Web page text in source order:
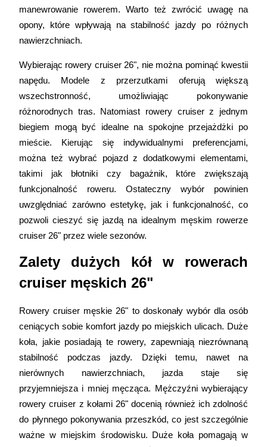
manewrowanie rowerem. Warto też zwrócić uwagę na
opony, które wpływają na stabilność jazdy po różnych
nawierzchniach.
Wybierając rowery cruiser 26", nie można pominąć kwestii
napędu. Modele z przerzutkami oferują większą
wszechstronność, umożliwiając pokonywanie
różnorodnych tras. Natomiast rowery cruiser z jednym
biegiem mogą być idealne na spokojne przejażdżki po
mieście. Kierując się indywidualnymi preferencjami,
można też wybrać pojazd z dodatkowymi elementami,
takimi jak błotniki czy bagażnik, które zwiększają
funkcjonalność roweru. Ostateczny wybór powinien
uwzględniać zarówno estetykę, jak i funkcjonalność, co
pozwoli cieszyć się jazdą na idealnym męskim rowerze
cruiser 26" przez wiele sezonów.
Zalety dużych kół w rowerach
cruiser męskich 26"
Rowery cruiser męskie 26" to doskonały wybór dla osób
ceniących sobie komfort jazdy po miejskich ulicach. Duże
koła, jakie posiadają te rowery, zapewniają niezrównaną
stabilność podczas jazdy. Dzięki temu, nawet na
nierównych nawierzchniach, jazda staje się
przyjemniejsza i mniej męcząca. Mężczyźni wybierający
rowery cruiser z kołami 26" docenią również ich zdolność
do płynnego pokonywania przeszkód, co jest szczególnie
ważne w miejskim środowisku. Duże koła pomagają w